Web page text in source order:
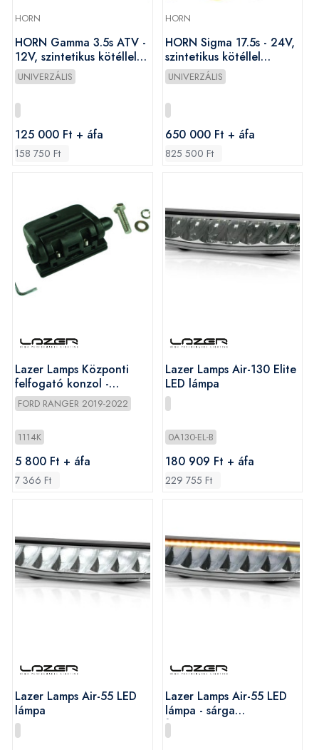
HORN
HORN Gamma 3.5s ATV -
12V, szintetikus kötéllel
szerelve, vontatási
kapacitás 1600 kg
UNIVERZÁLIS
125 000 Ft + áfa
158 750 Ft
HORN
HORN Sigma 17.5s - 24V,
szintetikus kötéllel
szerelve, vontatási
kapacitás 8000 kg
UNIVERZÁLIS
650 000 Ft + áfa
825 500 Ft
Lazer Lamps Központi
felfogató konzol -
ST/Triple-R
FORD RANGER 2019-2022
1114K
5 800 Ft + áfa
7 366 Ft
Lazer Lamps Air-130 Elite
LED lámpa
0A130-EL-B
180 909 Ft + áfa
229 755 Ft
Lazer Lamps Air-55 LED
lámpa
Lazer Lamps Air-55 LED
lámpa - sárga
figyelmeztető jelzéssel